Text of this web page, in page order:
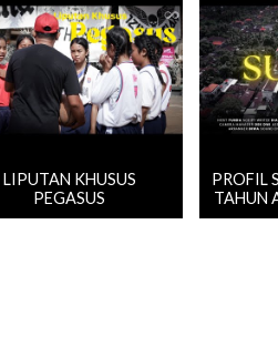
LIPUTAN KHUSUS
PEGASUS
PROFIL
TAHUN